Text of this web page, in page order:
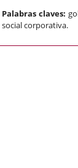
Palabras claves:
social corporativa.